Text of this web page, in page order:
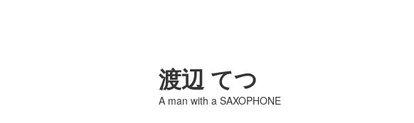
渡辺 てつ
A man with a SAXOPHONE